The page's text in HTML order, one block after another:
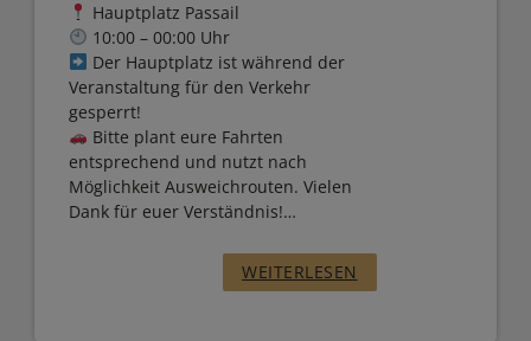
Hauptplatz Passail
10:00 – 00:00 Uhr
Der Hauptplatz ist während der
Veranstaltung für den Verkehr
gesperrt!
Bitte plant eure Fahrten
entsprechend und nutzt nach
Möglichkeit Ausweichrouten. Vielen
Dank für euer Verständnis!…
WEITERLESEN